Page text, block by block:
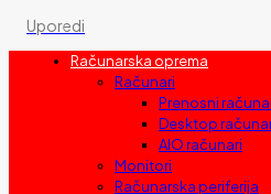
Uporedi
Računarska oprema
Računari
Prenosni
Desktop
AIO računari
Monitori
Računarska periferija